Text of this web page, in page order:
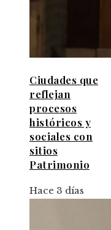
Ciudades que
reflejan
procesos
históricos y
sociales con
sitios
Patrimonio
Hace 3 días